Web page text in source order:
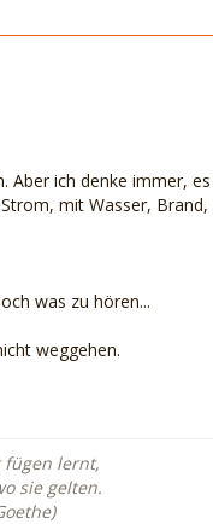
ich denke immer,
mit Wasser,
was zu hören...
weggehen.
fügen lernt,
sie gelten.